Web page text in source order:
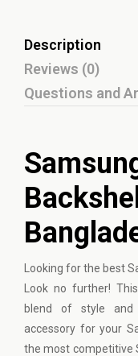
Description
Reviews (0)
Questions and
Looking for the best
Look no further!
blend of style and
accessory for your
the most competitive